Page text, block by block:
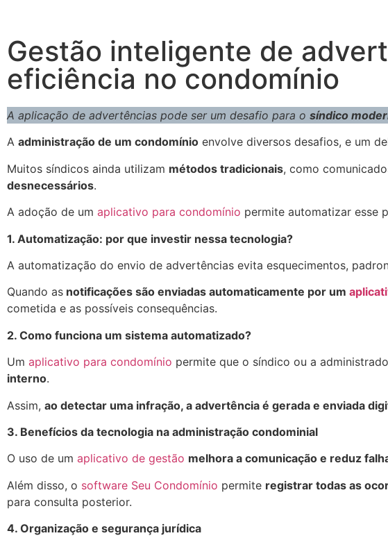
Gestão inteligente de
eficiência no condomínio
A aplicação de advertências pode ser um desafio para o síndico
A administração de um condomínio envolve diversos desafios, e um
Muitos síndicos ainda utilizam métodos tradicionais, como
desnecessários.
A adoção de um aplicativo para condomínio permite automatizar esse
1. Automatização: por que investir nessa tecnologia?
A automatização do envio de advertências evita esquecimentos,
Quando as notificações são enviadas automaticamente por um
cometida e as possíveis consequências.
2. Como funciona um sistema automatizado?
Um aplicativo para condomínio permite que o síndico ou a
interno.
Assim, ao detectar uma infração, a advertência é gerada e enviada
3. Benefícios da tecnologia na administração condominial
O uso de um aplicativo de gestão melhora a comunicação e reduz
Além disso, o software Seu Condomínio permite registrar todas as
para consulta posterior.
4. Organização e segurança jurídica